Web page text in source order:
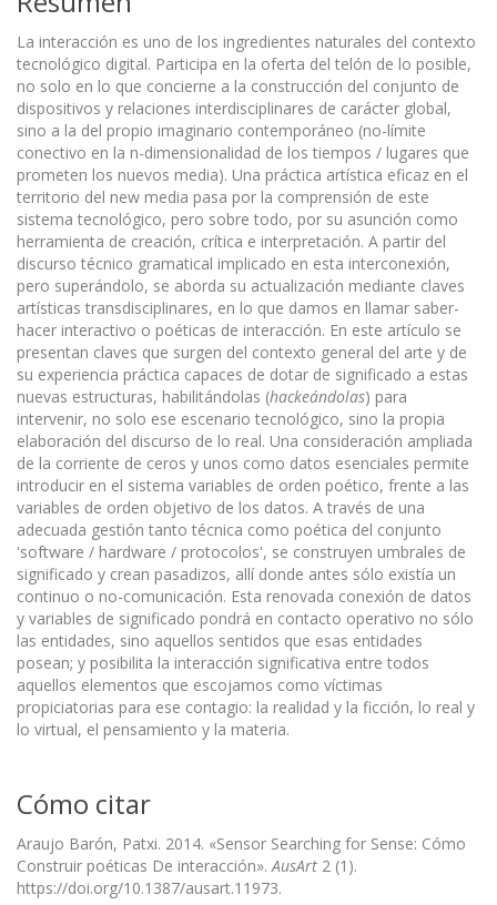
La interacción es uno de los ingredientes naturales del contexto
tecnológico digital. Participa en la oferta del telón de lo posible,
no solo en lo que concierne a la construcción del conjunto de
dispositivos y relaciones interdisciplinares de carácter global,
sino a la del propio imaginario contemporáneo (no-límite
conectivo en la n-dimensionalidad de los tiempos / lugares que
prometen los nuevos media). Una práctica artística eficaz en el
territorio del new media pasa por la comprensión de este
sistema tecnológico, pero sobre todo, por su asunción como
herramienta de creación, crítica e interpretación. A partir del
discurso técnico gramatical implicado en esta interconexión,
pero superándolo, se aborda su actualización mediante claves
artísticas transdisciplinares, en lo que damos en llamar saber-
hacer interactivo o poéticas de inte­racción. En este artículo se
presentan claves que surgen del contexto general del arte y de
su experiencia práctica capaces de dotar de significado a estas
nuevas estructuras, habilitándolas (hackeándolas) para
intervenir, no solo ese escenario tecnológico, sino la propia
elaboración del discurso de lo real. Una consi­deración ampliada
de la corriente de ceros y unos como datos esenciales permite
introducir en el sistema variables de orden poético, frente a las
variables de orden objetivo de los datos. A través de una
adecuada gestión tanto técnica como poética del conjunto
'software / hardware / protocolos', se construyen umbrales de
significado y crean pasadizos, allí donde antes sólo existía un
continuo o no-comunicación. Esta reno­vada conexión de datos
y variables de significado pondrá en contacto operativo no sólo
las entidades, sino aquellos sentidos que esas entidades
posean; y posibilita la interacción significativa entre todos
aquellos elementos que escojamos como víctimas
propiciatorias para ese contagio: la realidad y la ficción, lo real y
lo virtual, el pensamiento y la materia.
Cómo citar
Araujo Barón, Patxi. 2014. «Sensor Searching for Sense: Cómo
Construir poéticas De interacción». AusArt 2 (1).
https://doi.org/10.1387/ausart.11973.